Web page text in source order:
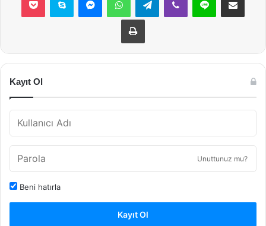
Yazdır
Kayıt Ol
Unuttunuz mu?
Beni hatırla
Kayıt Ol